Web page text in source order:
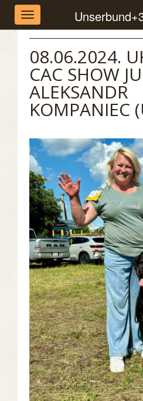
Toggle
navigation
Unserbund
08.06.2024.
CAC SHOW
ALEKSANDR
KOMPANIEC